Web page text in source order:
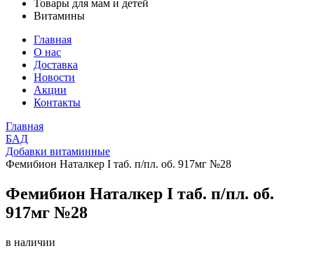
Товары для мам и детей
Витамины
Главная
О нас
Доставка
Новости
Акции
Контакты
Главная
БАД
Добавки витаминные
Фемибион Наталкер I таб. п/пл. об. 917мг №28
Фемибион Наталкер I таб. п/пл. об.
917мг №28
в наличии